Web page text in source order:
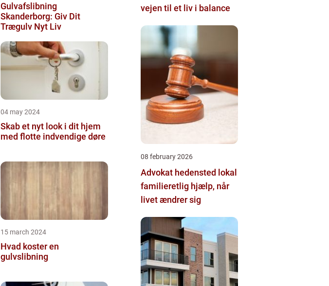
Gulvafslibning
Skanderborg: Giv Dit
Trægulv Nyt Liv
04 may 2024
Skab et nyt look i dit hjem
med flotte indvendige døre
15 march 2024
Hvad koster en
gulvslibning
vejen til et liv i balance
08 february 2026
Advokat hedensted lokal
familieretlig hjælp, når
livet ændrer sig